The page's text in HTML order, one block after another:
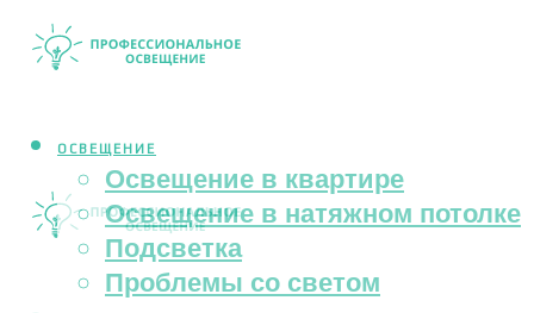
ОСВЕЩЕНИЕ
Освещение в квартире
Освещение в натяжном потолке
Подсветка
Проблемы со светом